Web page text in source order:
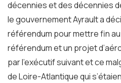
décennies et des décennies
le gouvernement Ayrault a
référendum pour mettre fin
référendum et un projet
par l’exécutif suivant et ce
de Loire-Atlantique qui